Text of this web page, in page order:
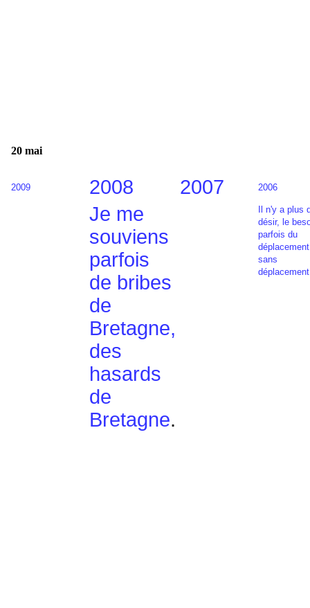
20 mai
2009 2008 2007 2006
Je me
souviens
parfois
de bribes
de
Bretagne,
des
hasards
de
Bretagne.
Il n'y a plus
désir, le
parfois du
sans
déplacement